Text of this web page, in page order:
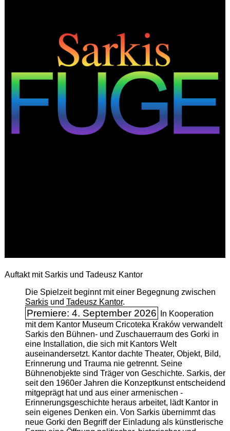
Auftakt mit Sarkis und Tadeusz Kantor
Die Spielzeit beginnt mit einer Begegnung zwischen
Sarkisund Tadeusz Kantor.
Premiere: 4. September 2026
In Kooperation
mit dem Kantor Museum Cricoteka Kraków verwandelt
Sarkis den Bühnen- und Zuschauerraum des Gorki in
eine Installation, die sich mit Kantors Welt
auseinandersetzt. Kantor dachte Theater, Objekt, Bild,
Erinnerung und Trauma nie getrennt. Seine
Bühnenobjekte sind Träger von Geschichte. Sarkis, der
seit den 1960er Jahren die Konzeptkunst entscheidend
mitgeprägt hat und aus einer armenischen ­
Erinnerungsgeschichte heraus arbeitet, lädt Kantor in
sein eigenes Denken ein. Von Sarkis übernimmt das
neue Gorki den Begriff der Einladung als künstlerische